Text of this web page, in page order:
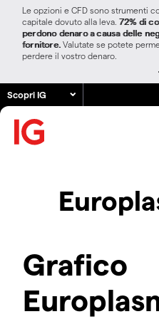
Le opzioni e CFD sono strumenti
capitale dovuto alla leva. 72% di
perdono denaro a causa delle
fornitore. Valutate se potete
perdere il vostro denaro.
Scopri IG
Grafico